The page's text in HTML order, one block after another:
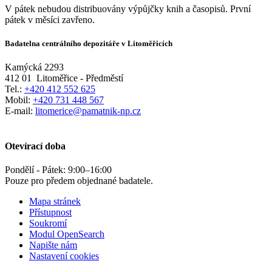
V pátek nebudou distribuovány výpůjčky knih a časopisů. První
pátek v měsíci zavřeno.
Badatelna centrálního depozitáře v Litoměřicích
Kamýcká 2293
412 01
Litoměřice - Předměstí
Tel.: +420 412 552 625
Mobil: +420 731 448 567
E-mail: litomerice@pamatnik-np.cz
Otevírací doba
Pondělí - Pátek: 9:00–16:00
Pouze pro předem objednané badatele.
Mapa stránek
Přístupnost
Soukromí
Modul OpenSearch
Napište nám
Nastavení cookies